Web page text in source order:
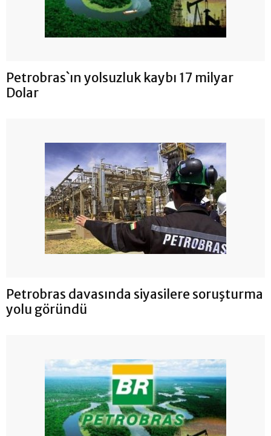
Petrobras`ın yolsuzluk kaybı 17 milyar
Dolar
Petrobras davasında siyasilere soruşturma
yolu göründü